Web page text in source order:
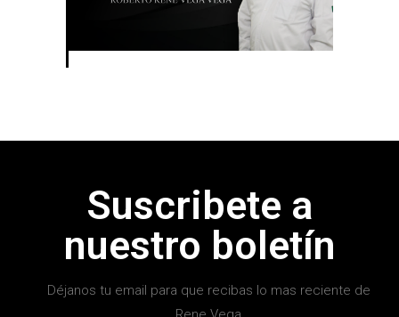
Suscribete a
nuestro boletín
Déjanos tu email para que recibas lo mas reciente de